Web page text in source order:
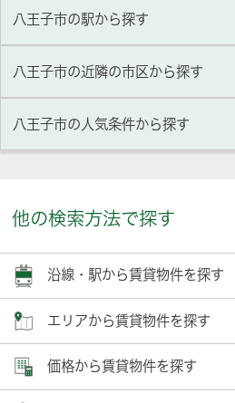
八王子市の駅から探す
八王子市の近隣の市区から探す
八王子市の人気条件から探す
他の検索方法で探す
沿線・駅から賃貸物件を探す
エリアから賃貸物件を探す
価格から賃貸物件を探す